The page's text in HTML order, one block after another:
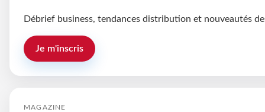
Débrief business, tendances distribution et nouveautés
Je m'inscris
MAGAZINE